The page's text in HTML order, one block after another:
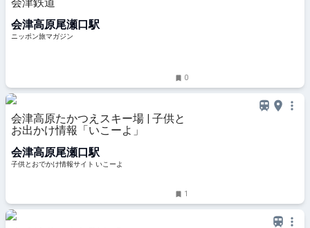
会津高原尾瀬口駅
ニッポン旅マガジン
0
会津高原たかつえスキー場 | 子供と
お出かけ情報「いこーよ」
会津高原尾瀬口駅
子供とおでかけ情報サイト いこーよ
1